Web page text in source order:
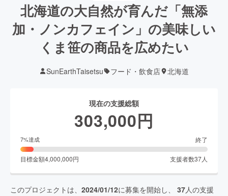
北海道の大自然が育んだ「無添
加・ノンカフェイン」の美味しい
くま笹の商品を広めたい
SunEarthTaisetsu フード・飲食店 北海道
現在の支援総額
303,000円
7%達成 終了
目標金額4,000,000円 支援者数37人
このプロジェクトは、 2024/01/12に募集を開始し、 37人の支援